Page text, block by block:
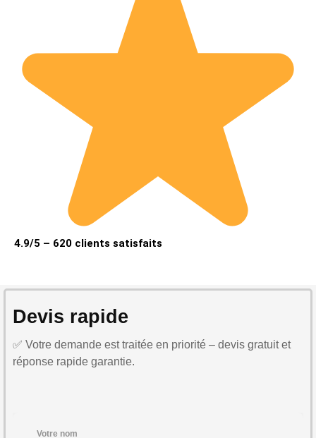
4.9/5 – 620 clients satisfaits
Devis rapide
✅ Votre demande est traitée en priorité – devis gratuit et
réponse rapide garantie.
Votre nom